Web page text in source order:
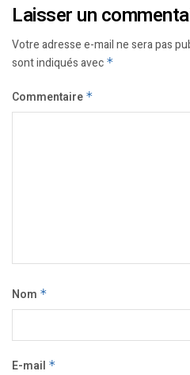
Laisser un
Votre adresse e-mail ne sera pas
sont indiqués avec *
Commentaire *
Nom *
E-mail *